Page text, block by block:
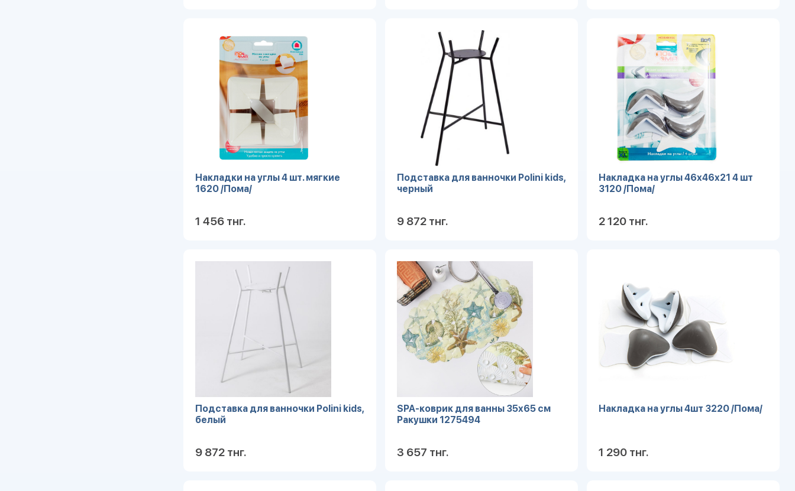
Накладки на углы 4 шт. мягкие
1620 /Пома/
1 456 тнг.
Подробнее
Подставка для ванночки Polini kids,
черный
9 872 тнг.
Подробнее
Накладка на углы 46х46х21 4 шт
3120 /Пома/
2 120 тнг.
Подставка для ванночки Polini kids,
белый
9 872 тнг.
SPA-коврик для ванны 35х65 см
Ракушки 1275494
3 657 тнг.
Накладка на углы 4шт 3220 /Пома/
1 290 тнг.